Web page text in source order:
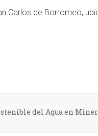
Carlos de Borromeo,
del Agua en